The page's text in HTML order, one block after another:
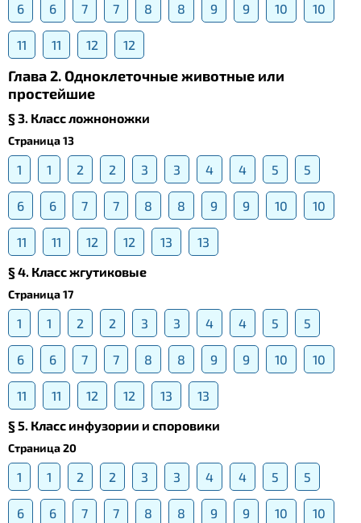
6 6 7 7 8 8 9 9 10 10
11 11 12 12
Глава 2. Одноклеточные животные или
простейшие
§ 3. Класс ложноножки
Страница 13
1 1 2 2 3 3 4 4 5 5
6 6 7 7 8 8 9 9 10 10
11 11 12 12 13
13
§ 4. Класс жгутиковые
Страница 17
1 1 2 2 3 3 4 4 5 5
6 6 7 7 8 8 9 9 10 10
11 11 12 12 13
13
§ 5. Класс инфузории и споровики
Страница 20
1 1 2 2 3 3 4 4 5 5
6 6 7 7 8 8 9 9 10 10